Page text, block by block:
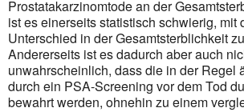
Prostatakarzinomtode an der
ist es einerseits statistisch schwierig, mit
Unterschied in der Gesamt­sterblichkeit
Andererseits ist es dadurch aber auch
unwahrscheinlich, dass die in der Regel
durch ein PSA-Screening vor dem Tod
bewahrt werden, ohnehin zu einem